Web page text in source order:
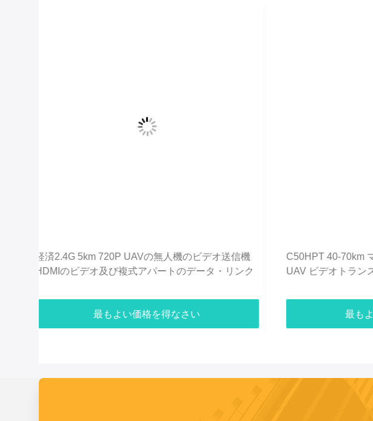
C50HPT 40-70km マヴリンク 2.4GHz COFDM
UAV ビデオトランスミッター 超長距離
最もよい価格を得なさい
C50HPT UVA ビ
オ トランスミッ
最